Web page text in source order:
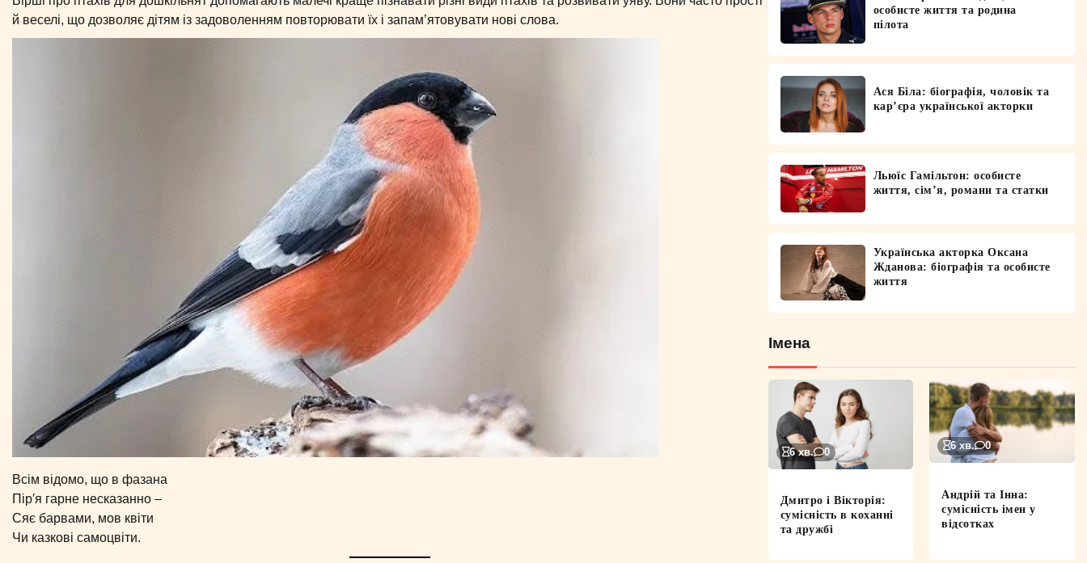
й веселі, що дозволяє дітям із задоволенням повторювати їх і запам’ятовувати нові слова.
Всім відомо, що в фазана
Пір′я гарне несказанно –
Сяє барвами, мов квіти
Чи казкові самоцвіти.
особисте життя та родина
пілота
Ася Біла: біографія, чоловік та
кар’єра української акторки
Льюїс Гамільтон: особисте
життя, сім’я, романи та статки
Українська акторка Оксана
Жданова: біографія та особисте
життя
Імена
6 хв. 0
Дмитро і Вікторія:
сумісність в коханні
та дружбі
6 хв. 0
Андрій та Інна:
сумісність імен у
відсотках